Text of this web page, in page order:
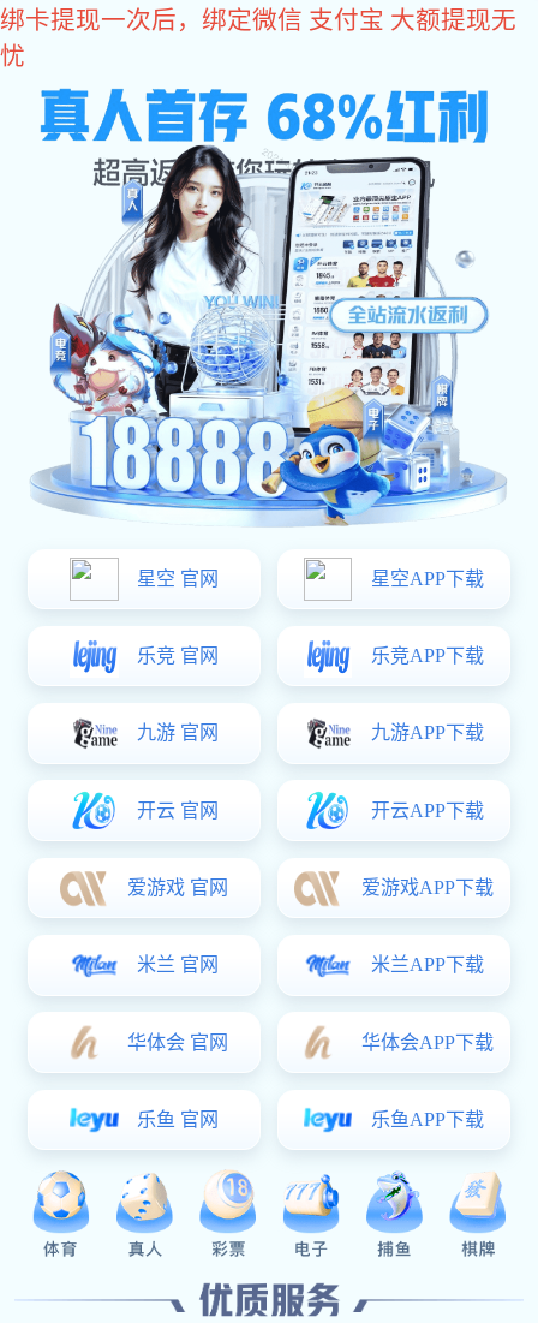
好博体育
当前位置：好博体育>好博体育 资讯>行业动态
公司资讯 行业动态
"厕所隔断配件哪种好？性价比排
名前十品牌测评"
日期：2025-01-06 阅读数：66
在装修卫生间或者对公共厕所进行改造时，厕所隔断配件的选择
至关重要。厕所隔断配件不仅关乎着隔断的使用功能，更影响着整体
的美观度与耐用性。那到底厕所隔断配件哪种好呢?今天好博体育 就
来对性价比排名前十的品牌进行一番测评，帮助大家在众多的厕所隔
断配件中选出最适合自己的那一款。
一、五金挂件类隔断配件
(一)合页
大。优质的合页往往采用不锈钢材质，具有良好的防锈能力，而且承
重性强，能确保隔断门长时间稳定开合。比如 [品牌 A] 的合页，其
独特的设计使得门在转动时几乎没有噪音，并且经过了上万次的开合
测试，耐用性极高。
(二)门锁
不少电子锁和传统机械锁可供选择。像 [品牌 B] 的机械锁，造型简